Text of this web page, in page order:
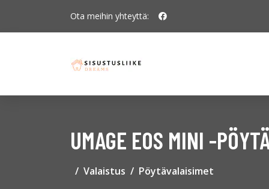
Ota meihin yhteyttä:
UMAGE EOS MINI -
Valaistus Pöytävalaisimet